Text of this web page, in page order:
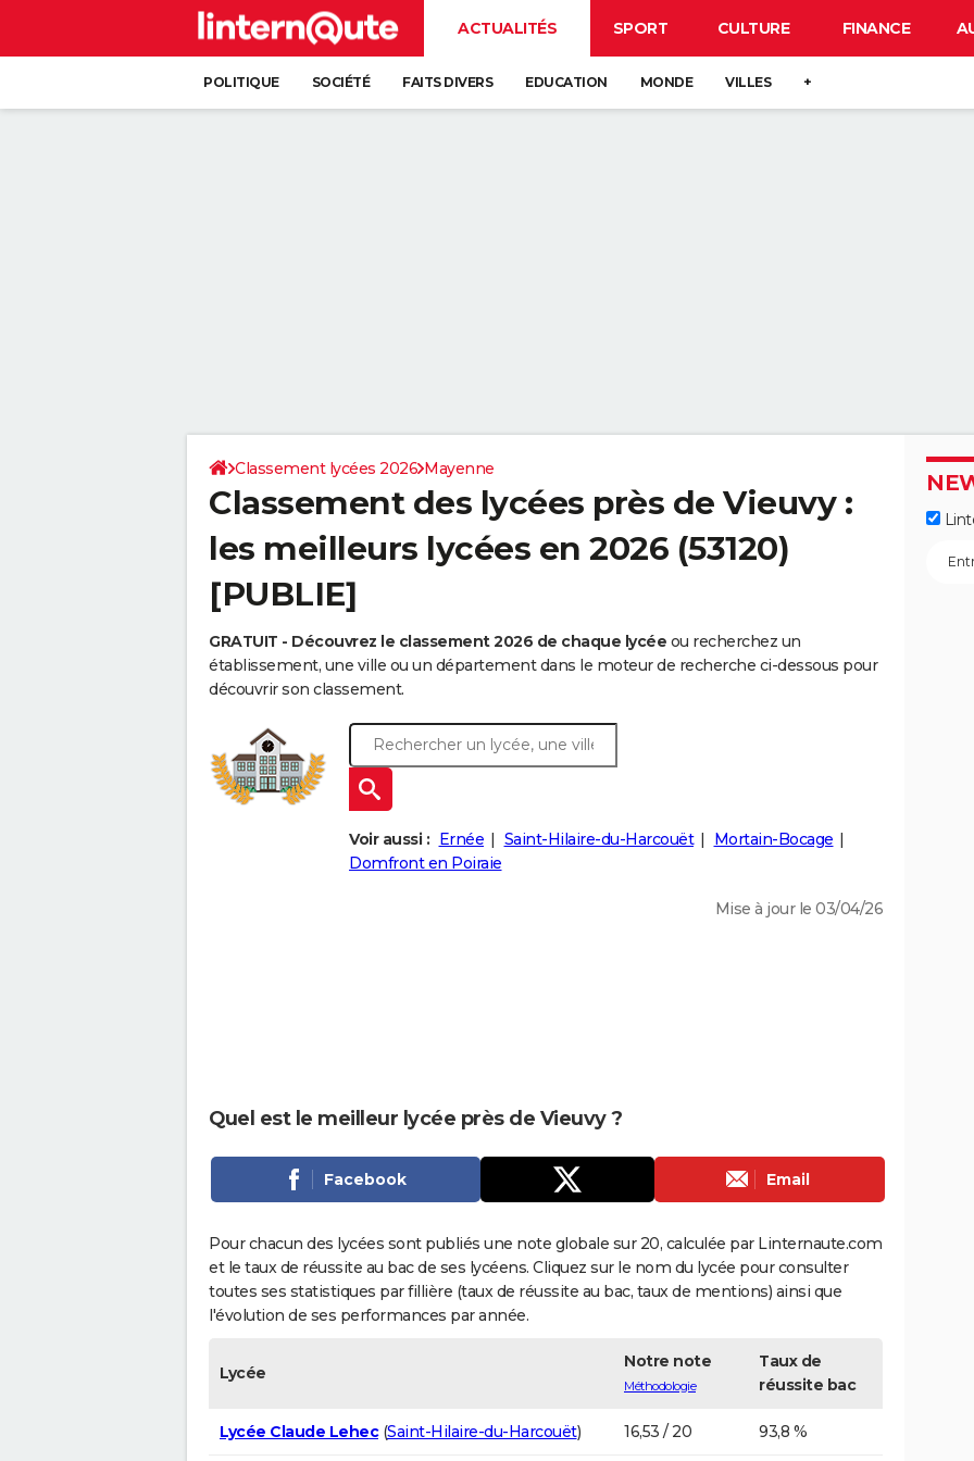
ACTUALITÉS SPORT CULTURE FINANCE
POLITIQUE SOCIÉTÉ FAITS DIVERS EDUCATION MONDE VILLES +
Classement lycées 2026 Mayenne
Classement des lycées près de Vieuvy :
les meilleurs lycées en 2026 (53120)
[PUBLIE]
GRATUIT - Découvrez le classement 2026 de chaque lycée ou recherchez un
établissement, une ville ou un département dans le moteur de recherche ci-dessous pour
découvrir son classement.
Voir aussi : Ernée Saint-Hilaire-du-Harcouët
Mortain-Bocage
Domfront en Poiraie
Mise à jour le 03/04/26
Quel est le meilleur lycée près de Vieuvy ?
Facebook Email
Pour chacun des lycées sont publiés une note globale sur 20, calculée par Linternaute.com
et le taux de réussite au bac de ses lycéens. Cliquez sur le nom du lycée pour consulter
toutes ses statistiques par fillière (taux de réussite au bac, taux de mentions) ainsi que
l'évolution de ses performances par année.
Lycée
Notre note
Méthodologie
Taux de
réussite bac
Lycée Claude Lehec(Saint-Hilaire-du-Harcouët) 16,53 / 20 93,8 %